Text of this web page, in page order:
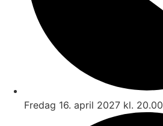
Fredag 16. april 2027 kl. 20.00